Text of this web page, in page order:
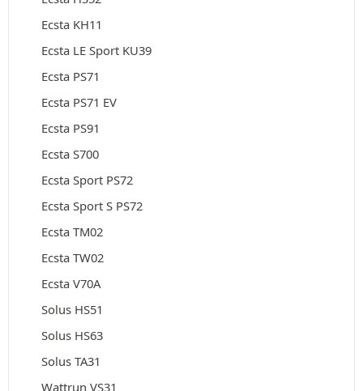
Ecsta KH11
Ecsta LE Sport KU39
Ecsta PS71
Ecsta PS71 EV
Ecsta PS91
Ecsta S700
Ecsta Sport PS72
Ecsta Sport S PS72
Ecsta TM02
Ecsta TW02
Ecsta V70A
Solus HS51
Solus HS63
Solus TA31
Wattrun VS31